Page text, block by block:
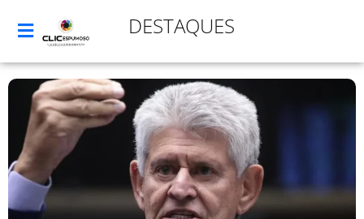
DESTAQUES